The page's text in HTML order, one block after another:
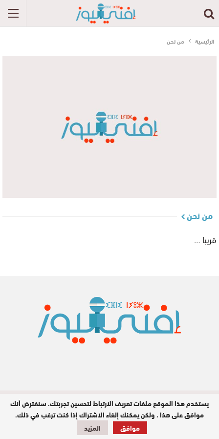
الرئيسية من نحن
من نحن
قريبا …
جميع الحقوق محفوظة © 2026
تصميم وبرمجة
يستخدم هذا الموقع ملفات تعريف الارتباط لتحسين تجربتك. سنفترض أنك
موافق على هذا ، ولكن يمكنك إلغاء الاشتراك إذا كنت ترغب في ذلك.
موافق
المزيد